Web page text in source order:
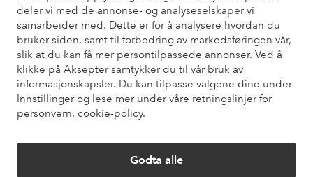
deler vi med de annonse- og analyseselskaper vi
samarbeider med. Dette er for å analysere hvordan du
bruker siden, samt til forbedring av markedsføringen vår,
slik at du kan få mer persontilpassede annonser. Ved å
klikke på Aksepter samtykker du til vår bruk av
informasjonskapsler. Du kan tilpasse valgene dine under
Innstillinger og lese mer under våre retningslinjer for
personvern. cookie-policy.
Godta alle
Sikre betalinger
Vil du vite mer om våre betalingsalternativer?
elpy